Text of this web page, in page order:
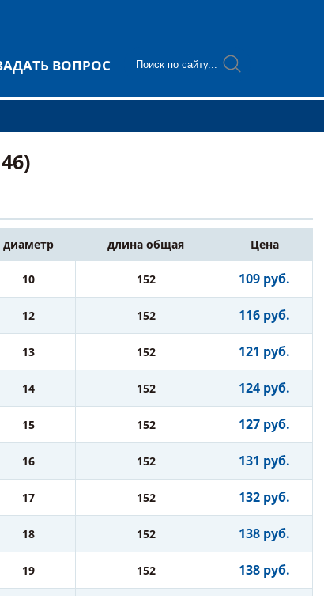
ВОПРОС
диаметр длина общая Цена
10 152 109 руб.
12 152 116 руб.
13 152 121 руб.
14 152 124 руб.
15 152 127 руб.
16 152 131 руб.
17 152 132 руб.
18 152 138 руб.
19 152 138 руб.